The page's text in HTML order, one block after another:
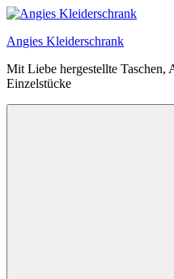
Zum
springen
Angies Kleiderschrank
Mit Liebe hergestellte Taschen,
Einzelstücke